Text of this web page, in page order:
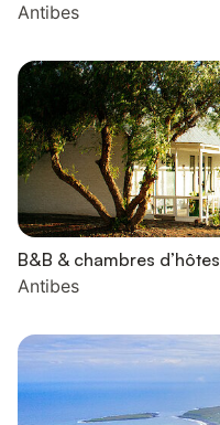
Antibes
B&B & chambres d’hôtes
Antibes